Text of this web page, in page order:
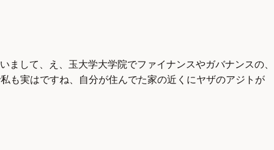
して、え、玉大学大学院でファイナンスやガバナンスの、
も実はですね、自分が住んでた家の近くにヤザのアジトが